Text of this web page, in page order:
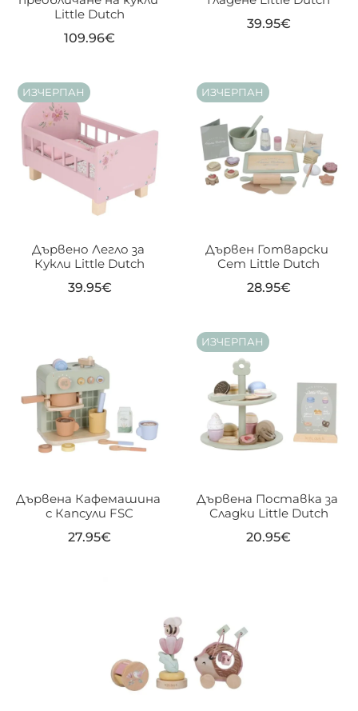
Little Dutch
109.96€
39.95€
ИЗЧЕРПАН
Дървено Легло за
Кукли Little Dutch
39.95€
ИЗЧЕРПАН
Дървен Готварски
Сет Little Dutch
28.95€
Дървена Кафемашина
с Капсули FSC
27.95€
ИЗЧЕРПАН
Дървена Поставка за
Сладки Little Dutch
20.95€